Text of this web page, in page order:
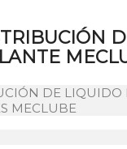
DE LIQUIDO
MECLUBE